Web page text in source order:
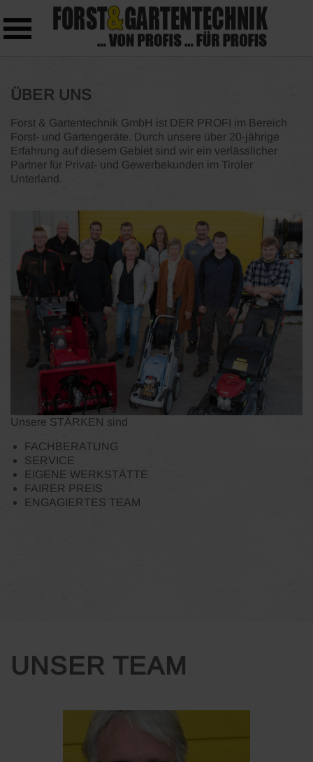
Skip to main content
ÜBER UNS
Forst & Gartentechnik GmbH ist DER PROFI im Bereich
Forst- und Gartengeräte. Durch unsere über 20-jährige
Erfahrung auf diesem Gebiet sind wir ein verlässlicher
Partner für Privat- und Gewerbekunden im Tiroler
Unterland.
Unsere STÄRKEN sind
FACHBERATUNG
SERVICE
EIGENE WERKSTÄTTE
FAIRER PREIS
ENGAGIERTES TEAM
UNSER TEAM